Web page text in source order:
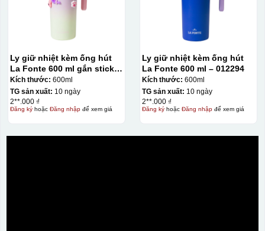
Ly giữ nhiệt kèm ống hút
La Fonte 600 ml gắn sticker
– 012294
Kích thước: 600ml
TG sản xuất: 10 ngày
2**.000 ₫
Đăng kýhoặc Đăng nhậpđể xem giá
Ly giữ nhiệt kèm ống hút
La Fonte 600 ml – 012294
Kích thước: 600ml
TG sản xuất: 10 ngày
2**.000 ₫
Đăng kýhoặc Đăng nhậpđể xem giá